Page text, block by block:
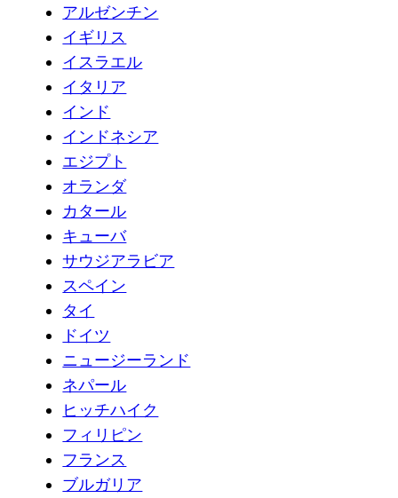
アルゼンチン
イギリス
イスラエル
イタリア
インド
インドネシア
エジプト
オランダ
カタール
キューバ
サウジアラビア
スペイン
タイ
ドイツ
ニュージーランド
ネパール
ヒッチハイク
フィリピン
フランス
ブルガリア